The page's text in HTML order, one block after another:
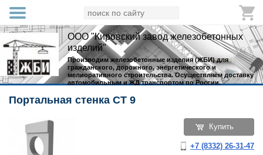
ООО "Кировский завод железобетонных
изделий"
Производим железобетонные изделия (ЖБИ) для
гражданского, дорожного, энергетического и
мелиоративного строительства. Осуществляем доставку
автомобильным и ЖД транспортом по России.
Портальная стенка СТ 9
Купить
+7 (8332) 26-31-47